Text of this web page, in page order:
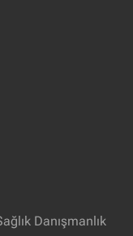
Danışmanlık